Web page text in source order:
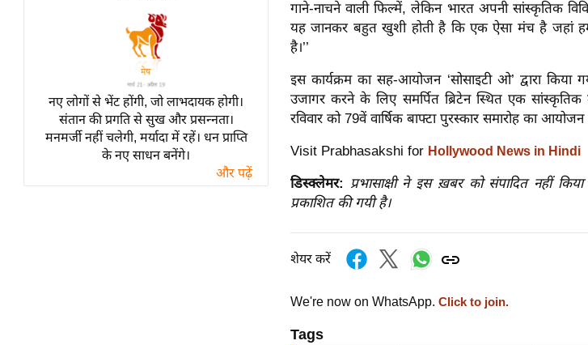
त्योहार
राशिफल
विशेष
नए लोगों से भेंट होंगी, जो लाभदायक होगी।
संतान की प्रगति से सुख और प्रसन्नता।
मनमर्जी नहीं चलेगी, मर्यादा में रहें। धन प्राप्ति
के नए साधन बनेंगे।
और पढ़ें
गाने-नाचने वाली फिल्में, लेकिन भारत अपनी सांस्कृतिक
यह जानकर बहुत खुशी होती है कि एक ऐसा मंच है जहां
है।’’
इस कार्यक्रम का सह-आयोजन ‘सोसाइटी ओ’ द्वारा किया
उजागर करने के लिए समर्पित ब्रिटेन स्थित एक
रविवार को 79वें वार्षिक बाफ्टा पुरस्कार समारोह का आयोजन
Visit Prabhasakshi for Hollywood News in Hindi
डिस्क्लेमर: प्रभासाक्षी ने इस ख़बर को संपादित नहीं
प्रकाशित की गयी है।
शेयर करें
We're now on WhatsApp. Click to join.
Tags